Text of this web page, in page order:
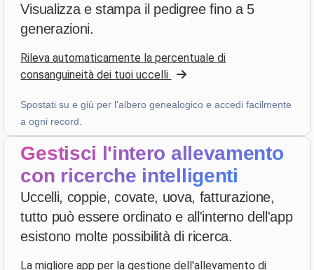
Molto apprezzato — grazie!
starstarstarstarstar_border v4.3.21
Molto apprezzato — grazie!
2 settimane fa
D. V ·Malta
starstarstarstarstar v4.3.21
Valutazione a cinque stelle
Visualizza e stampa il pedigree fino a 5
generazioni.
Rileva automaticamente la percentuale di
consanguineità dei tuoi uccelli
Spostati su e giù per l'albero genealogico e accedi facilmente
a ogni record.
Gestisci l'intero allevamento
con ricerche intelligenti
Uccelli, coppie, covate, uova, fatturazione,
tutto può essere ordinato e all'interno dell'app
esistono molte possibilità di ricerca.
La migliore app per la gestione dell'allevamento di